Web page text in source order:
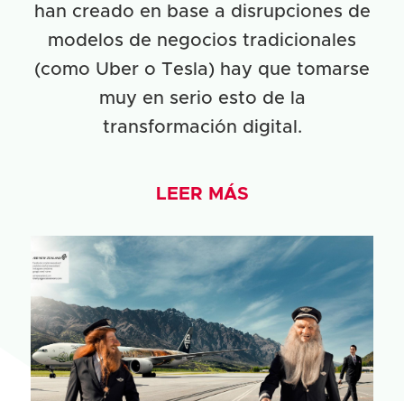
han creado en base a disrupciones de
modelos de negocios tradicionales
(como Uber o Tesla) hay que tomarse
muy en serio esto de la
transformación digital.
LEER MÁS